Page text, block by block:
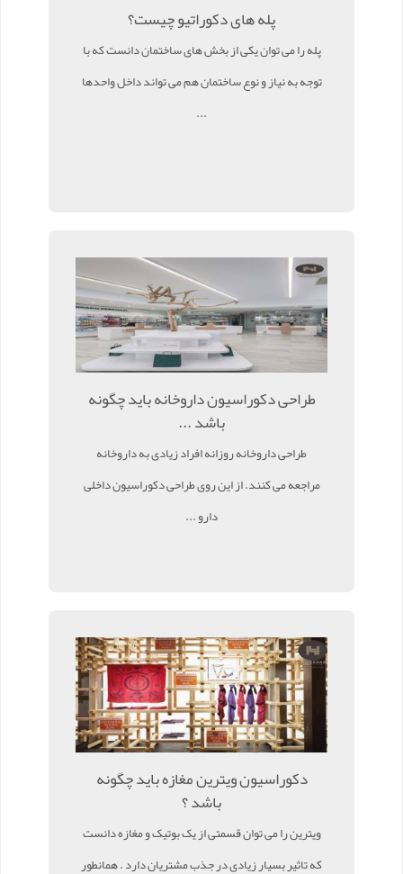
پله های دکوراتیو چیست؟
پله را می توان یکی از بخش های ساختمان دانست که با
توجه به نیاز و نوع ساختمان هم می تواند داخل واحدها
...
طراحی دکوراسیون داروخانه باید چگونه
باشد ...
طراحی داروخانه روزانه افراد زیادی به داروخانه
مراجعه می کنند. از این روی طراحی دکوراسیون داخلی
دارو ...
دکوراسیون ویترین مغازه باید چگونه
باشد ؟
ویترین را می توان قسمتی از یک بوتیک و مغازه دانست
که تاثیر بسیار زیادی در جذب مشتریان دارد . همانطور